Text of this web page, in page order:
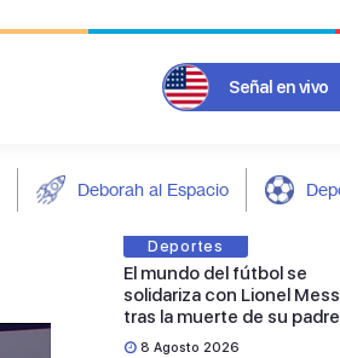
Señal en vivo
Deborah al Espacio
Deportes
El mundo del fútbol se
solidariza con Lionel
tras la muerte de su padre
8 Agosto 2026